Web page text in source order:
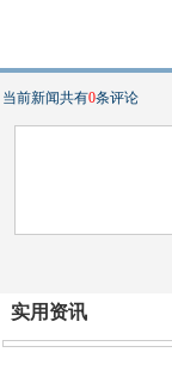
当前新闻共有0条评论
实用资讯